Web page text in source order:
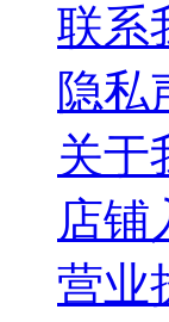
联系
隐私
关于
店铺
营业